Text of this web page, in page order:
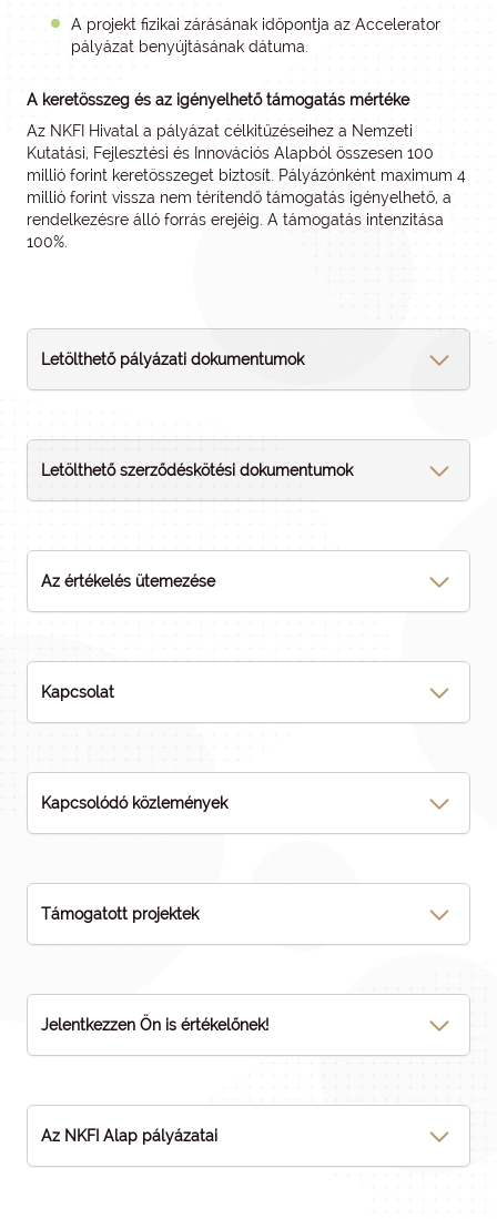
A projekt fizikai zárásának időpontja az Accelerator
pályázat benyújtásának dátuma.
A keretösszeg és az igényelhető támogatás mértéke
Az NKFI Hivatal a pályázat célkitűzéseihez a Nemzeti
Kutatási, Fejlesztési és Innovációs Alapból összesen 100
millió forint keretösszeget biztosít. Pályázónként maximum 4
millió forint vissza nem térítendő támogatás igényelhető, a
rendelkezésre álló forrás erejéig. A támogatás intenzitása
100%.
Letölthető pályázati dokumentumok
Letölthető szerződéskötési dokumentumok
Az értékelés ütemezése
Kapcsolat
Kapcsolódó közlemények
Támogatott projektek
Jelentkezzen Ön is értékelőnek!
Az NKFI Alap pályázatai